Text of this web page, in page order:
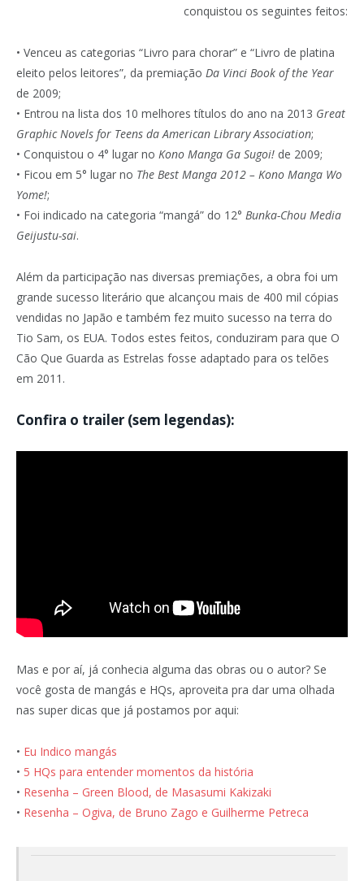
conquistou os seguintes feitos:
• Venceu as categorias “Livro para chorar” e “Livro de platina
eleito pelos leitores”, da premiação Da Vinci Book of the Year
de 2009;
• Entrou na lista dos 10 melhores títulos do ano na 2013 Great
Graphic Novels for Teens da American Library Association;
• Conquistou o 4° lugar no Kono Manga Ga Sugoi! de 2009;
• Ficou em 5° lugar no The Best Manga 2012 – Kono Manga Wo
Yome!;
• Foi indicado na categoria “mangá” do 12° Bunka-Chou Media
Geijustu-sai.
Além da participação nas diversas premiações, a obra foi um
grande sucesso literário que alcançou mais de 400 mil cópias
vendidas no Japão e também fez muito sucesso na terra do
Tio Sam, os EUA. Todos estes feitos, conduziram para que O
Cão Que Guarda as Estrelas fosse adaptado para os telões
em 2011.
Confira o trailer (sem legendas):
Mas e por aí, já conhecia alguma das obras ou o autor? Se
você gosta de mangás e HQs, aproveita pra dar uma olhada
nas super dicas que já postamos por aqui:
• Eu Indico mangás
• 5 HQs para entender momentos da história
• Resenha – Green Blood, de Masasumi Kakizaki
• Resenha – Ogiva, de Bruno Zago e Guilherme Petreca